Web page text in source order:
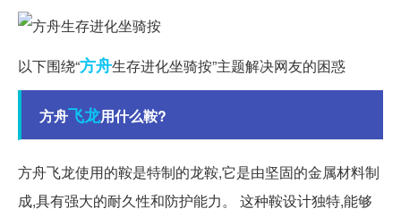
以下围绕“方舟生存进化坐骑按”主题解决网友的困惑
方舟飞龙用什么鞍?
方舟飞龙使用的鞍是特制的龙鞍,它是由坚固的金属材料制
成,具有强大的耐久性和防护能力。 这种鞍设计独特,能够